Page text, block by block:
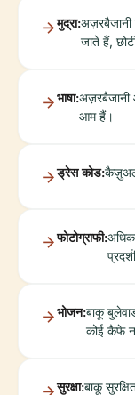
मुद्रा:अज़रबैजानी
जाते हैं,
भाषा:अज़रबैजानी
आम हैं।
ड्रेस कोड:
फोटोग्राफी:
भोजन:बाकू
कोई कैफे
सुरक्षा:बाकू